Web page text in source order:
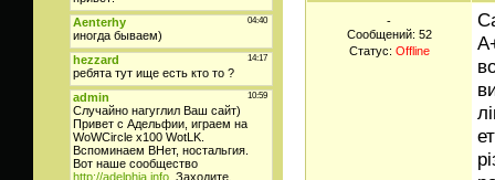
-
Сообщений: 52
Статус: Offline